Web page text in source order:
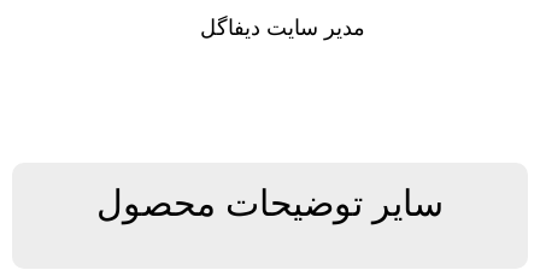
مدیر سایت دیفاگل
سایر توضیحات محصول